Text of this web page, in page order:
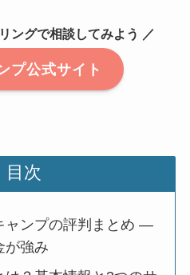
ングで相談してみよう ／
プ公式サイト
目次
ャンプの評判まとめ —
が強み